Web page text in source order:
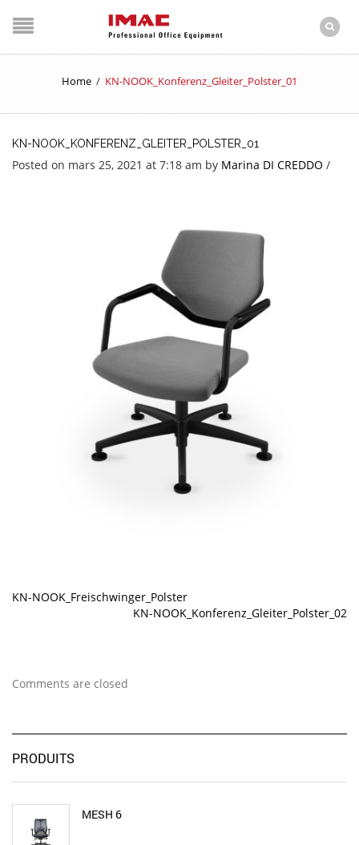
Home / KN-NOOK_Konferenz_Gleiter_Polster_01
KN-NOOK_KONFERENZ_GLEITER_POLSTER_01
Posted on mars 25, 2021 at 7:18 am by Marina DI CREDDO /
KN-NOOK_Freischwinger_Polster
KN-NOOK_Konferenz_Gleiter_Polster_02
Comments are closed
PRODUITS
MESH 6